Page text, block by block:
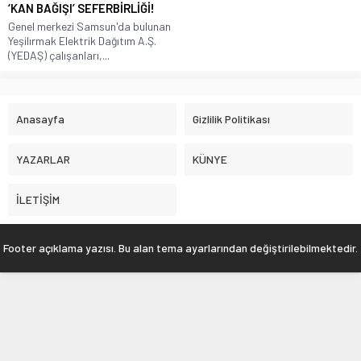
‘KAN BAĞIŞI’ SEFERBİRLİĞİ!
Genel merkezi Samsun'da bulunan
Yeşilırmak Elektrik Dağıtım A.Ş.
(YEDAŞ) çalışanları,...
Anasayfa Gizlilik Politikası
YAZARLAR KÜNYE
İLETİŞİM
Footer açıklama yazısı. Bu alan tema ayarlarından değiştirilebilmektedir.